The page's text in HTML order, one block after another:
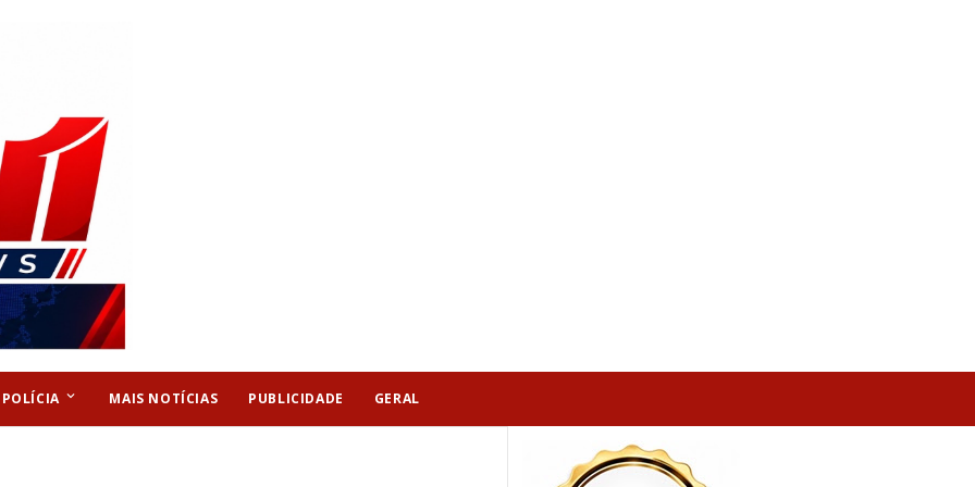
POLÍCIA keyboard_arrow_down MAIS NOTÍCIAS PUBLICIDADE GERAL